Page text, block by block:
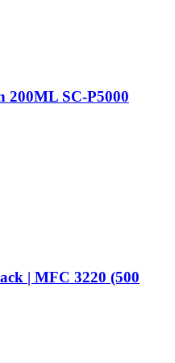
200ML SC-P5000
| MFC 3220 (500